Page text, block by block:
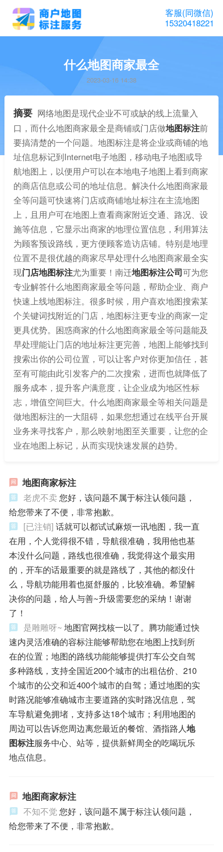
客服(同微信)
15320418221
什么地图商家最全
2023-03-16 14:38
摘要 网络地图是现代企业不可或缺的线上流量入
口，而什么地图商家最全是商铺或门店做地图标注前
要搞清楚的一个问题。地图标注是将企业或商铺的地
址信息标记到Internet电子地图，移动电子地图或导
航地图上，以便用户可以在本地电子地图上看到商家
的商店信息或公司的地址信息。解决什么地图商家最
全等问题可快速将门店或商铺地址标注在主流地图
上，且用户可在地图上查看商家附近交通、路况、设
施等信息，它显示出商家的地理位置信息，利用算法
为顾客预设路线，更方便顾客造访店铺。特别是地理
位置不是很优越的商家尽早处理什么地图商家最全实
现门店地图标注尤为重要！南迁地图标注公司可为您
专业解答什么地图商家最全等问题，帮助企业、商户
快速上线地图标注。很多时候，用户喜欢地图搜索某
个关键词找附近的门店，地图标注更专业的商家一定
更具优势。困惑商家的什么地图商家最全等问题能及
早处理能让门店的地址标注更完善，地图上能够找到
搜索出你的公司位置，可以让客户对你更加信任，甚
至有可能由此引发客户的二次搜索，进而也就降低了
服务成本，提升客户满意度，让企业成为地区性标
志，增值空间巨大。什么地图商家最全等相关问题是
做地图标注的一大阻碍，如果您想通过在线平台开展
业务来寻找客户，那么映射地图至关重要，让您的企
业在地图上标记，从而实现快速发展的趋势。
地图商家标注
老虎不卖 您好，该问题不属于标注认领问题，
给您带来了不便，非常抱歉。
[已注销] 话就可以都试试麻烦一讯地图，我一直
在用，个人觉得很不错，导航很准确，我用他也基
本没什么问题，路线也很准确，我觉得这个最实用
的，开车的话最重要的就是路线了，其他的都没什
么，导航功能用着也挺舒服的，比较准确。希望解
决你的问题，给人与善~升级需要您的采纳！谢谢
了！
是雕雕呀~ 地图官网找核一以了。腾功能通过快
速内灵活准确的容标注能够帮助您在地图上找到所
在的位置；地图的路线功能能够提供打车公交自驾
多种路线，支持全国近200个城市的出租估价、210
个城市的公交和近400个城市的自驾；通过地图的实
时路况能够准确城市主要道路的实时路况信息，驾
车导航避免拥堵，支持多达18个城市；利用地图的
周边可以告诉您周边离您最近的餐馆、酒指路人地
图标注服务中心、站等，提供新鲜周全的吃喝玩乐
地点信息。
地图商家标注
不知不觉您好，该问题不属于标注认领问题，
给您带来了不便，非常抱歉。